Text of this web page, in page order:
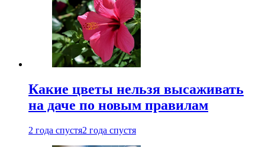
Какие цветы нельзя высаживать
на даче по новым правилам
2 года спустя2 года спустя